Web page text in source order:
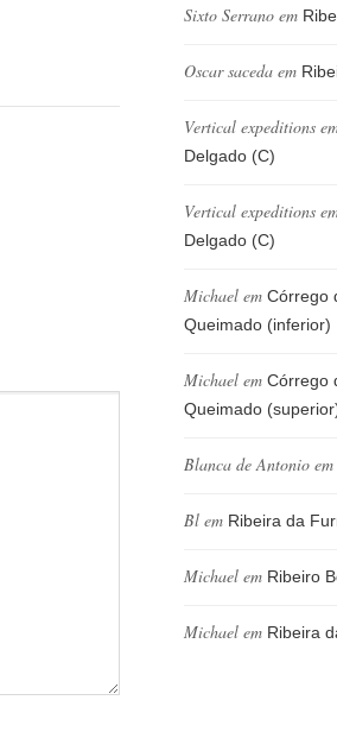
Sixto Serrano em
Oscar saceda em
Vertical expeditions
Delgado (C)
Vertical expeditions
Delgado (C)
Michael em Córrego
Queimado (inferior)
Michael em Córrego
Queimado
Blanca de Antonio em
Bl em Ribeira da
Michael em Ribeiro
Michael em Ribeira